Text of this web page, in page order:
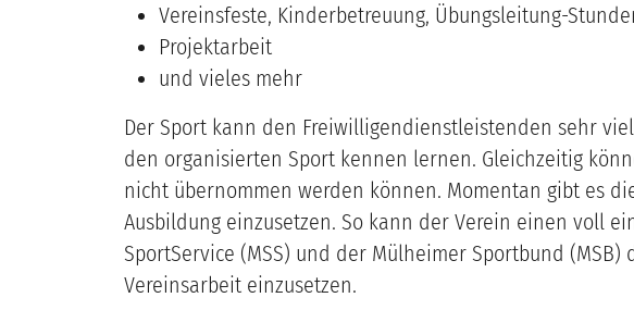
Vereinsfeste, Kinderbetreuung, Übungsleitung-
Projektarbeit
und vieles mehr
Der Sport kann den Freiwilligendienstleistenden sehr
den organisierten Sport kennen lernen. Gleichzeitig
nicht übernommen werden können. Momentan gibt es
Ausbildung einzusetzen. So kann der Verein einen voll
SportService (MSS) und der Mülheimer Sportbund
Vereinsarbeit einzusetzen.